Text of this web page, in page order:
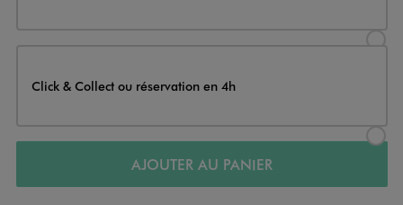
Click & Collect ou réservation en 4h
AJOUTER AU PANIER